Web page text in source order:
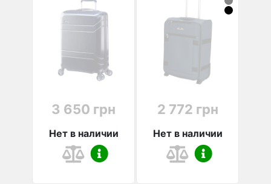
3 650 грн
Нет в наличии
2 772 грн
Нет в наличии